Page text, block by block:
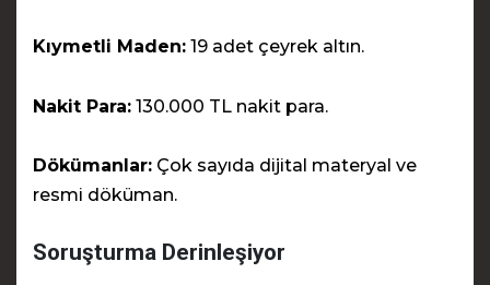
Kıymetli Maden: 19 adet çeyrek altın.
Nakit Para: 130.000 TL nakit para.
Dökümanlar: Çok sayıda dijital materyal ve
resmi döküman.
Soruşturma Derinleşiyor